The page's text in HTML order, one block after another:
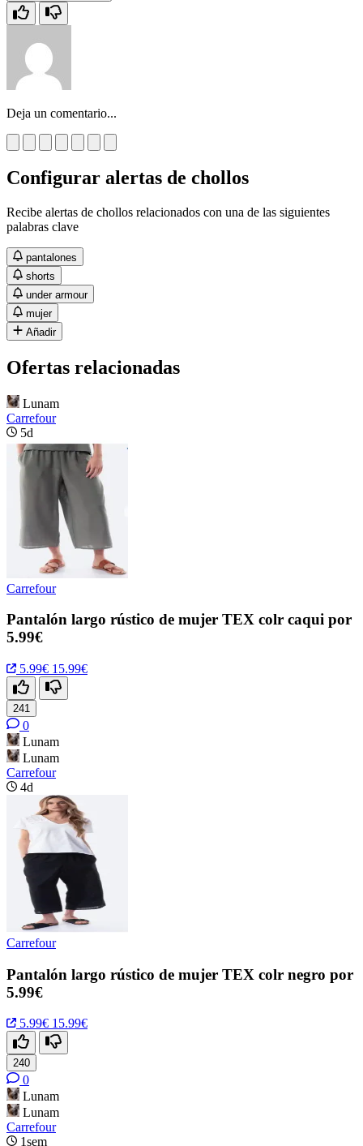
Deja un comentario...
Configurar alertas de chollos
Recibe alertas de chollos relacionados con una de las siguientes
palabras clave
pantalones
shorts
under armour
mujer
Añadir
Ofertas relacionadas
Lunam
Carrefour
5d
Carrefour
Pantalón largo rústico de mujer TEX colr caqui por
5.99€
5.99€ 15.99€
241
0
Lunam
Lunam
Carrefour
4d
Carrefour
Pantalón largo rústico de mujer TEX colr negro por
5.99€
5.99€ 15.99€
240
0
Lunam
Lunam
Carrefour
1sem